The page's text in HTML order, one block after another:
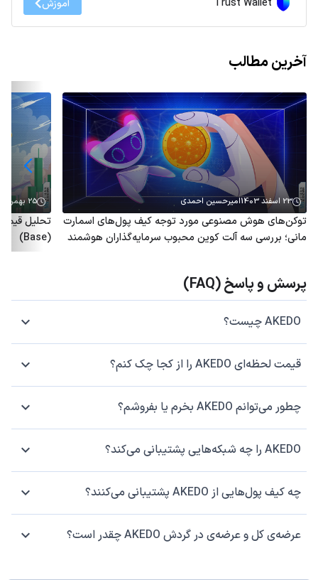
Trust Wallet آموزش
آخرین مطالب
23 اسفند 1403 امیرحسین احمدی
توکن‌های هوش مصنوعی مورد توجه کیف پول‌های اسمارت
مانی؛ بررسی سه آلت کوین محبوب سرمایه‌گذاران هوشمند
25 بهمن 1403
(Base)
پرسش و پاسخ (FAQ)
AKEDO چیست؟
قیمت لحظه‌ای AKEDO را از کجا چک کنم؟
چطور می‌توانم AKEDO بخرم یا بفروشم؟
AKEDO را چه شبکه‌هایی پشتیبانی می‌کند؟
چه کیف پول‌هایی از AKEDO پشتیبانی می‌کنند؟
عرضه‌ی کل و عرضه‌ی در گردش AKEDO چقدر است؟